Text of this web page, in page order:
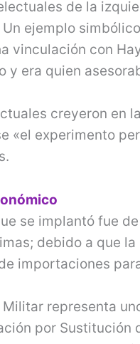
de la
ejemplo
vinculación con
y era quien
creyeron en
«el experimento
se implantó fue
debido a que
importaciones
Militar representa
por Sustitución